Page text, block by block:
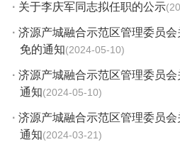
· 关于李庆军同志拟任职的公示
· 济源产城融合示范区管理委员
免的通知 2024-05-10
· 济源产城融合示范区管理委员
通知 2024-05-10
· 济源产城融合示范区管理委员
通知 2024-03-21